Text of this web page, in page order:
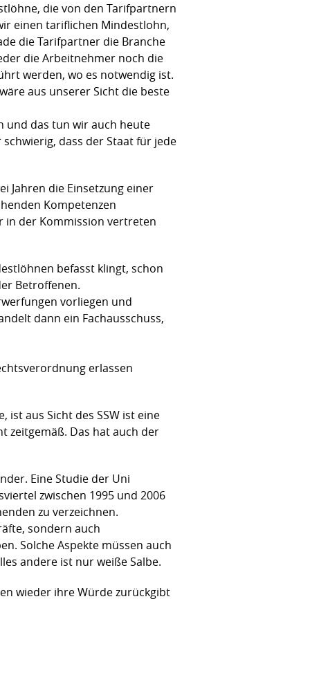
die von den Tarifpartnern
einen tariflichen Mindestlohn,
die Tarifpartner die Branche
die Arbeitnehmer noch die
werden, wo es notwendig ist.
aus unserer Sicht die beste
und das tun wir auch heute
dass der Staat für jede
Jahren die Einsetzung einer
Kompetenzen
in der Kommission vertreten
befasst klingt, schon
Betroffenen.
vorliegen und
dann ein Fachausschuss,
erlassen
aus Sicht des SSW ist eine
zeitgemäß. Das hat auch der
Eine Studie der Uni
zwischen 1995 und 2006
zu verzeichnen.
sondern auch
Solche Aspekte müssen auch
andere ist nur weiße Salbe.
wieder ihre Würde zurückgibt